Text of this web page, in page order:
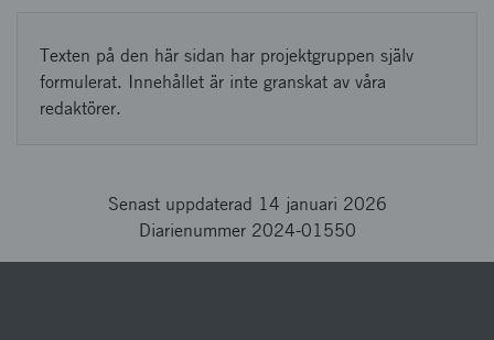
Texten på den här sidan har projektgruppen själv
formulerat. Innehållet är inte granskat av våra
redaktörer.
Senast uppdaterad 14 januari 2026
Diarienummer 2024-01550